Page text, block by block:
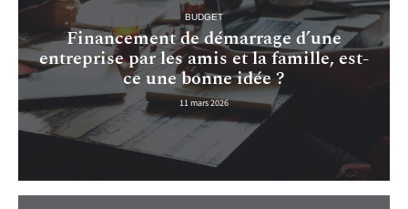
BUDGET
Financement de démarrage d’une
entreprise par les amis et la famille, est-
ce une bonne idée ?
11 mars 2026